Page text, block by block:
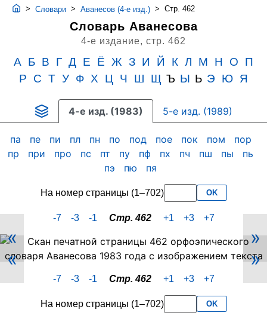
> Словари > Аванесов (4-е изд.) > Стр. 462
Словарь Аванесова
4-е издание, стр. 462
А Б В Г Д Е Ё Ж З И Й К Л М Н О
П
Р
С Т У Ф Х Ц Ч Ш Щ Ъ Ы Ь Э Ю Я
4-е изд. (1983) 5-е изд. (1989)
па пе пи пл пн по под пое пок пом
пор
пр
при про пс пт пу пф пх пч пш пы
пь
пэ
пю пя
На номер страницы (1–702) OK
-7 -3 -1 Стр. 462 +1 +3 +7
Скан
PDF-
страницы
462
Аванесова
«
»
«
»
-7 -3 -1 Стр. 462 +1 +3 +7
На номер страницы (1–702) OK